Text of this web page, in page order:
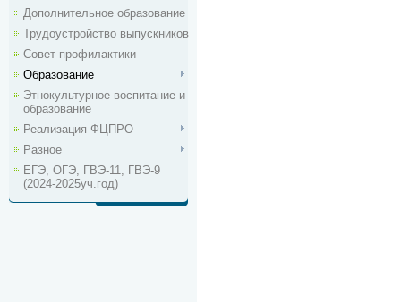
Дополнительное образование
Трудоустройство выпускников
Совет профилактики
Образование
Этнокультурное воспитание и
образование
Реализация ФЦПРО
Разное
ЕГЭ, ОГЭ, ГВЭ-11, ГВЭ-9
(2024-2025уч.год)